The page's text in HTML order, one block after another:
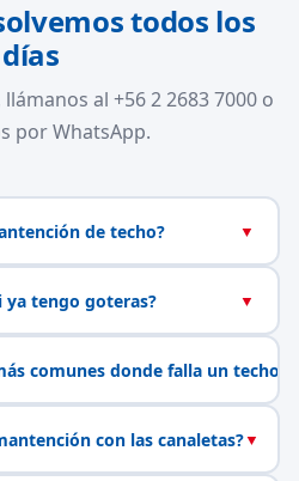
todos los
días
al +56 2 2683 7000 o
por WhatsApp.
de techo? ▼
ya tengo goteras? ▼
comunes donde falla un techo?
con las canaletas?▼